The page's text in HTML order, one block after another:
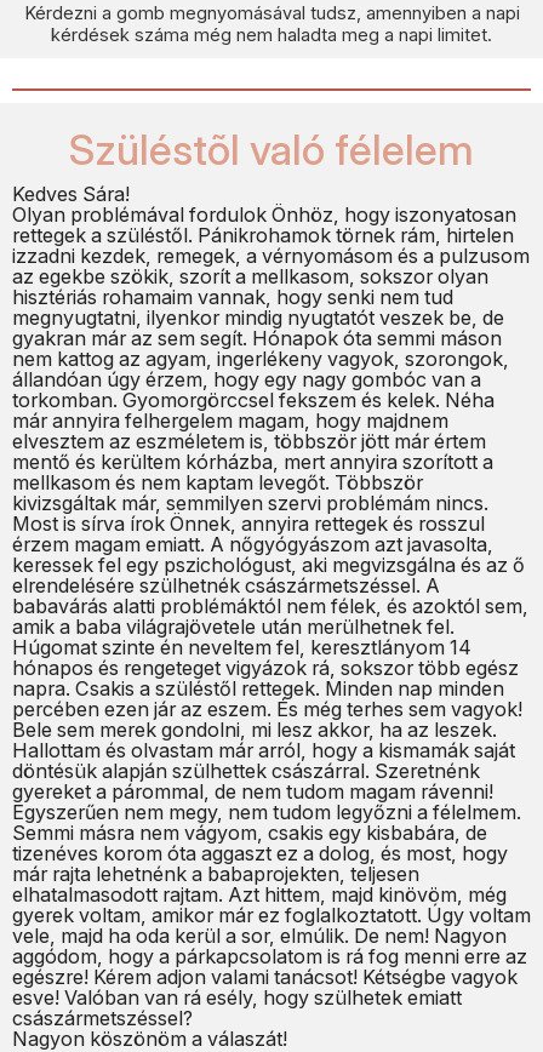
Kérdezni a gomb megnyomásával tudsz, amennyiben a napi
kérdések száma még nem haladta meg a napi limitet.
Szüléstõl való félelem
Kedves Sára!
Olyan problémával fordulok Önhöz, hogy iszonyatosan
rettegek a szüléstől. Pánikrohamok törnek rám, hirtelen
izzadni kezdek, remegek, a vérnyomásom és a pulzusom
az egekbe szökik, szorít a mellkasom, sokszor olyan
hisztériás rohamaim vannak, hogy senki nem tud
megnyugtatni, ilyenkor mindig nyugtatót veszek be, de
gyakran már az sem segít. Hónapok óta semmi máson
nem kattog az agyam, ingerlékeny vagyok, szorongok,
állandóan úgy érzem, hogy egy nagy gombóc van a
torkomban. Gyomorgörccsel fekszem és kelek. Néha
már annyira felhergelem magam, hogy majdnem
elvesztem az eszméletem is, többször jött már értem
mentő és kerültem kórházba, mert annyira szorított a
mellkasom és nem kaptam levegőt. Többször
kivizsgáltak már, semmilyen szervi problémám nincs.
Most is sírva írok Önnek, annyira rettegek és rosszul
érzem magam emiatt. A nőgyógyászom azt javasolta,
keressek fel egy pszichológust, aki megvizsgálna és az ő
elrendelésére szülhetnék császármetszéssel. A
babavárás alatti problémáktól nem félek, és azoktól sem,
amik a baba világrajövetele után merülhetnek fel.
Húgomat szinte én neveltem fel, keresztlányom 14
hónapos és rengeteget vigyázok rá, sokszor több egész
napra. Csakis a szüléstől rettegek. Minden nap minden
percében ezen jár az eszem. És még terhes sem vagyok!
Bele sem merek gondolni, mi lesz akkor, ha az leszek.
Hallottam és olvastam már arról, hogy a kismamák saját
döntésük alapján szülhettek császárral. Szeretnénk
gyereket a párommal, de nem tudom magam rávenni!
Egyszerűen nem megy, nem tudom legyőzni a félelmem.
Semmi másra nem vágyom, csakis egy kisbabára, de
tizenéves korom óta aggaszt ez a dolog, és most, hogy
már rajta lehetnénk a babaprojekten, teljesen
elhatalmasodott rajtam. Azt hittem, majd kinövöm, még
gyerek voltam, amikor már ez foglalkoztatott. Úgy voltam
vele, majd ha oda kerül a sor, elmúlik. De nem! Nagyon
aggódom, hogy a párkapcsolatom is rá fog menni erre az
egészre! Kérem adjon valami tanácsot! Kétségbe vagyok
esve! Valóban van rá esély, hogy szülhetek emiatt
császármetszéssel?
Nagyon köszönöm a válaszát!